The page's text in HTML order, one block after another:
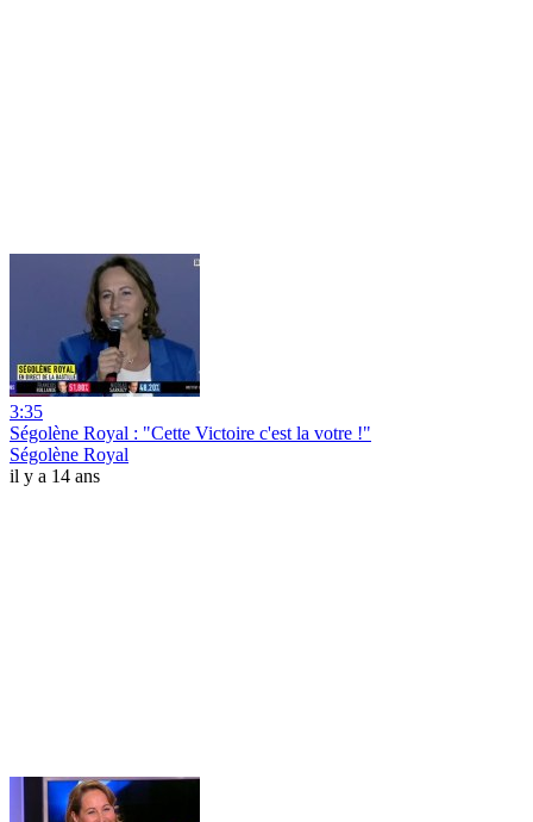
3:35
Ségolène Royal : "Cette Victoire c'est la votre !"
Ségolène Royal
il y a 14 ans